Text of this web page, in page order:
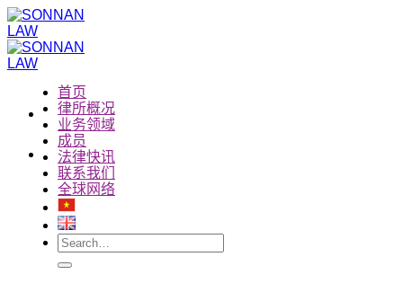
跳
到
内
南山律师事务所
首页
律所概况
业务领域
成员
法律快讯
联系我们
全球网络